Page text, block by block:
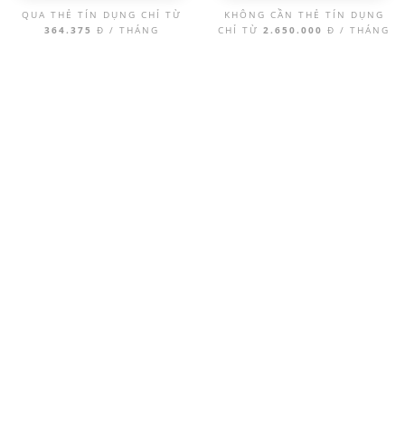
QUA THẺ TÍN DỤNG CHỈ TỪ
364.375 Đ / THÁNG
KHÔNG CẦN THẺ TÍN DỤNG
CHỈ TỪ 2.650.000 Đ / THÁNG